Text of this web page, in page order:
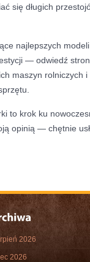
się długich
najlepszych
— odwiedź
maszyn rolniczych
to krok ku
opinią — chętnie
2026
2026